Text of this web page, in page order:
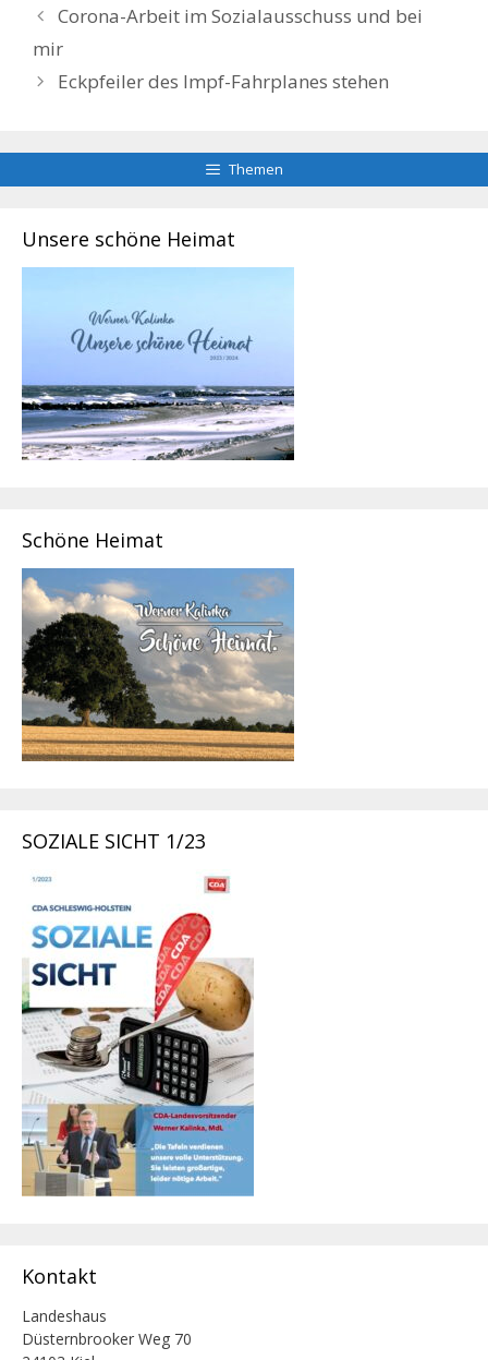
Corona-Arbeit im Sozialausschuss und bei
mir
Eckpfeiler des Impf-Fahrplanes stehen
Themen
Unsere schöne Heimat
Schöne Heimat
SOZIALE SICHT 1/23
Kontakt
Landeshaus
Düsternbrooker Weg 70